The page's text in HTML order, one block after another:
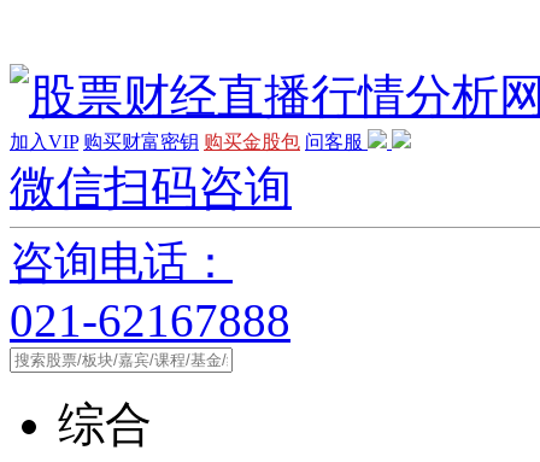
加入VIP 购买财富密钥 购买金股包 问客服
微信扫码咨询
咨询电话：
021-62167888
综合